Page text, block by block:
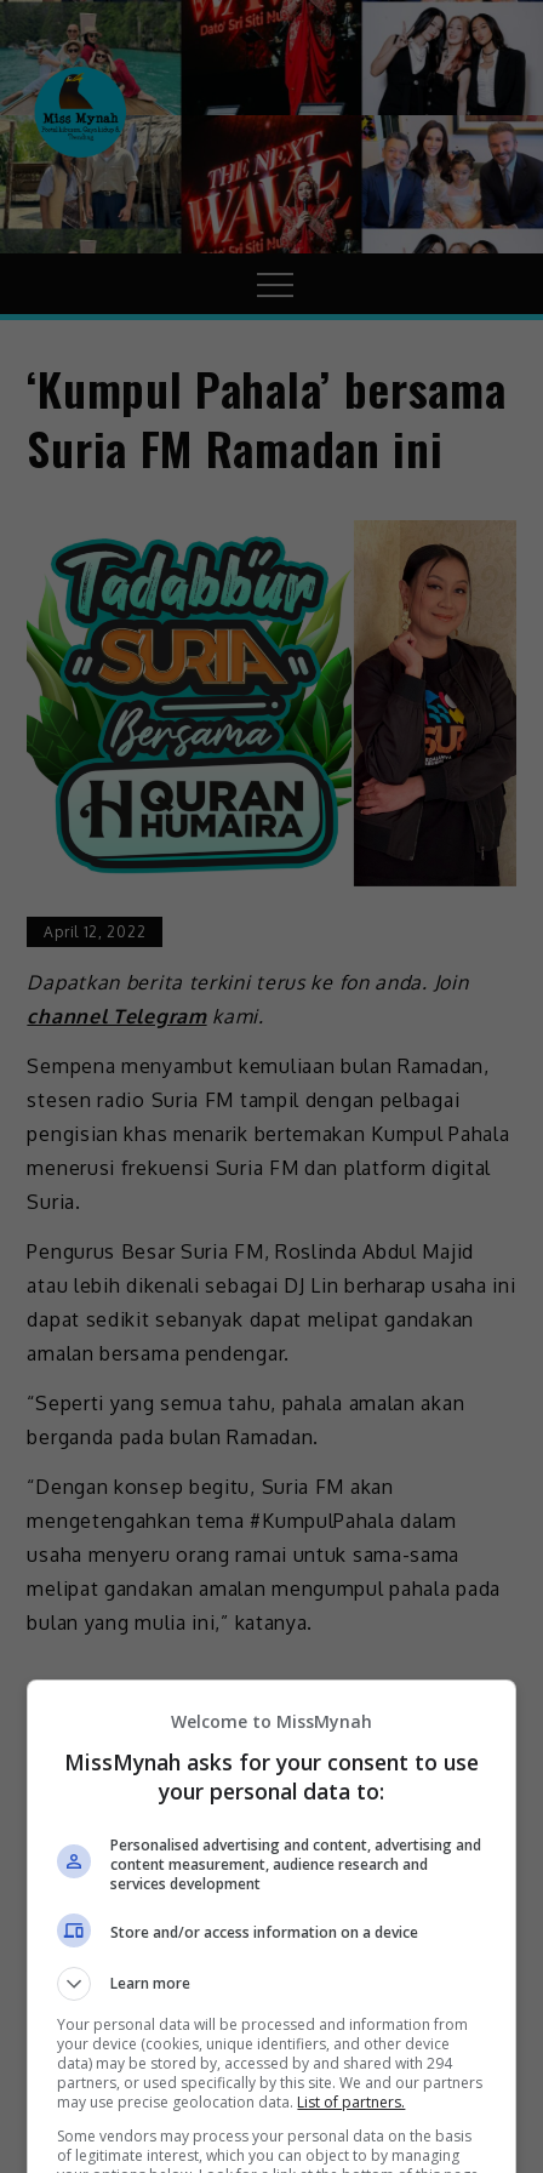
MissMynah
Portal Hiburan, Gaya Hidup
& Trending
‘Kumpul Pahala’ bersama
Suria FM Ramadan ini
April 12, 2022
Dapatkan berita terkini terus ke fon anda. Join
channel Telegramkami.
Sempena menyambut kemuliaan bulan Ramadan,
stesen radio Suria FM tampil dengan pelbagai
pengisian khas menarik bertemakan Kumpul Pahala
menerusi frekuensi Suria FM dan platform digital
Suria.
Pengurus Besar Suria FM, Roslinda Abdul Majid
atau lebih dikenali sebagai DJ Lin berharap usaha ini
dapat sedikit sebanyak dapat melipat gandakan
amalan bersama pendengar.
“Seperti yang semua tahu, pahala amalan akan
berganda pada bulan Ramadan.
“Dengan konsep begitu, Suria FM akan
mengetengahkan tema #KumpulPahala dalam
usaha menyeru orang ramai untuk sama-sama
melipat gandakan amalan mengumpul pahala pada
bulan yang mulia ini,” katanya.
Tambah DJ Lin lagi, Suria FM begitu menitik
beratkan variasi pengisian Ramadan kali ini agar
dapat memberi manfaat, sekali gus hiburan buat
semua platform Suria.
segmen Tadabbur Suria bersama Quran Humaira,
yang dikendalikan bersama Ustaz Don Daniyal
dalam menafsir serta memahami maksud ayat-ayat
suci Al-Quran.
Menerusi segmen 30 Hari Mencari Cinta Ilahi pula,
Ustazah Datuk Dr. Nurhafizah akan memberi
perkongsian mengenai topik-topik berkenaan
Welcome to MissMynah
MissMynah asks for your consent to use
your personal data to:
Personalised advertising and content, advertising and
content measurement, audience research and
services development
Store and/or access information on a device
Learn more
Your personal data will be processed and information from
your device (cookies, unique identifiers, and other device
data) may be stored by, accessed by and shared with 294
partners, or used specifically by this site. We and our partners
may use precise geolocation data. List of partners.
Some vendors may process your personal data on the basis
of legitimate interest, which you can object to by managing